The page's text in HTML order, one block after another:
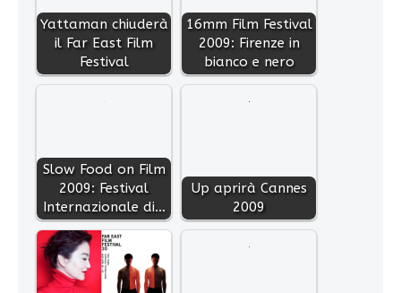
Yattaman chiuderà
il Far East Film
Festival
16mm Film Festival
2009: Firenze in
bianco e nero
Slow Food on Film
2009: Festival
Internazionale di…
Up aprirà Cannes
2009